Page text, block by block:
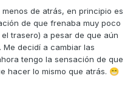
de atrás, en principio es
de que frenaba muy poco
trasero) a pesar de que aún
Me decidí a cambiar las
tengo la sensación de que
hacer lo mismo que atrás. 😁